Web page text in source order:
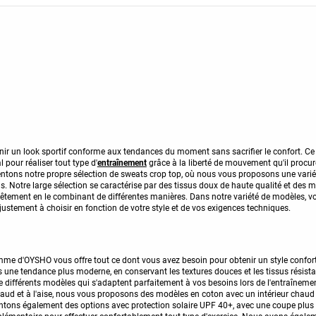
un look sportif conforme aux tendances du moment sans sacrifier le confort.
pour réaliser tout type d'entraînementgrâce à la liberté de mouvement qu'il
notre propre sélection de sweats crop top, où nous vous proposons une
Notre large sélection se caractérise par des tissus doux de haute qualité et des
en le combinant de différentes manières. Dans notre variété de modèles,
à choisir en fonction de votre style et de vos exigences techniques.
d'OYSHO vous offre tout ce dont vous avez besoin pour obtenir un style
tendance plus moderne, en conservant les textures douces et les tissus
modèles qui s'adaptent parfaitement à vos besoins lors de
et à l'aise, nous vous proposons des modèles en coton avec un intérieur
également des options avec protection solaire UPF 40+, avec une coupe